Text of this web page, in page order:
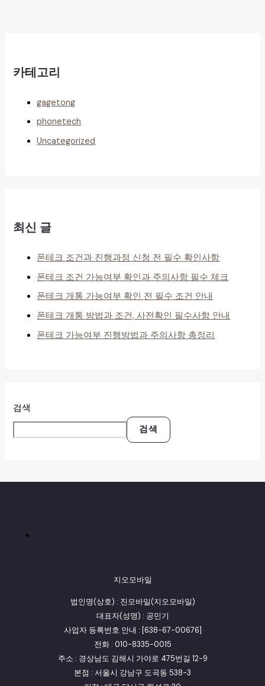
카테고리
gagetong
phonetech
Uncategorized
최신 글
폰테크 조건과 진행과정 신청 전 필수 확인사항
폰테크 조건 가능여부 확인과 주의사항 필수 체크
폰테크 개통 가능여부 확인 전 필수 조건 안내
폰테크 개통 방법과 조건, 사전확인 필수사항 안내
폰테크 가능여부 진행방법과 주의사항 총정리
검색
검색
지오모바일
법인명(상호) : 진모바일(지오모바일)
대표자(성명) : 공민기
사업자 등록번호 안내 : [638-67-00676]
전화 : 010-8335-0015
주소 : 경상남도 김해시 가야로 475번길 12-9
본점 : 서울시 강남구 도곡동 538-3